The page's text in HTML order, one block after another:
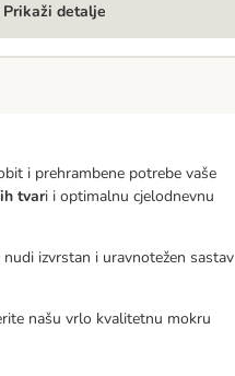
Prikaži detalje
i prehrambene potrebe vaše
tvari i optimalnu cjelodnevnu
izvrstan i uravnotežen sastav
našu vrlo kvalitetnu mokru